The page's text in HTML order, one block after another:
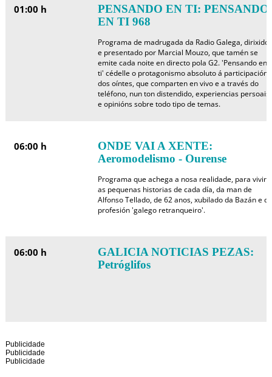
01:00 h
PENSANDO EN TI: PENSANDO
EN TI 968
Programa de madrugada da Radio Galega, dirixido
e presentado por Marcial Mouzo, que tamén se
emite cada noite en directo pola G2. 'Pensando en
ti' cédelle o protagonismo absoluto á participación
dos oíntes, que comparten en vivo e a través do
teléfono, nun ton distendido, experiencias persoais
e opinións sobre todo tipo de temas.
06:00 h
ONDE VAI A XENTE:
Aeromodelismo - Ourense
Programa que achega a nosa realidade, para vivir
as pequenas historias de cada día, da man de
Alfonso Tellado, de 62 anos, xubilado da Bazán e de
profesión 'galego retranqueiro'.
06:00 h
GALICIA NOTICIAS PEZAS:
Petróglifos
Publicidade
Publicidade
Publicidade